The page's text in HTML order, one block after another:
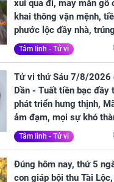
xui qua đi, may mắn gõ
khai thông vận mệnh,
phước lộc đầy nhà,
Tâm linh - Tử vi
Tử vi thứ Sáu 7/8/2026
Dần - Tuất tiền bạc đầy
phát triển hưng thịnh,
ảm đạm, mọi sự khó
Tâm linh - Tử vi
Đúng hôm nay, thứ 5
con giáp bội thu Tài